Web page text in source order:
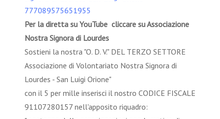
777089575651955
Per la diretta su YouTube cliccare su Associazione
Nostra Signora di Lourdes
Sostieni la nostra "O. D. V." DEL TERZO SETTORE
Associazione di Volontariato Nostra Signora di
Lourdes - San Luigi Orione"
con il 5 per mille inserisci il nostro CODICE FISCALE
91107280157 nell'apposito riquadro: